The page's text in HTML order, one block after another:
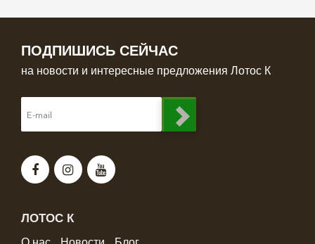
ПОДПИШИСЬ СЕЙЧАС
на новости и интересные предложения Лотос К
ЛОТОС К